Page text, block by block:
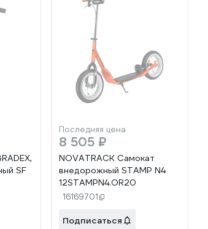
SF
Последняя цена
8 505 ₽
NOVATRACK Самокат
внедорожный STAMP N4
12STAMPN4.OR20
16169701
Подписаться